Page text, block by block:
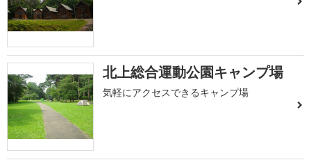
北上総合運動公園キャンプ場
気軽にアクセスできるキャンプ場